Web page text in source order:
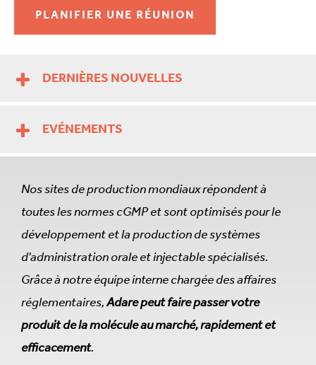
PLANIFIER UNE RÉUNION
DERNIÈRES NOUVELLES
EVÉNEMENTS
Nos sites de production mondiaux répondent à
toutes les normes cGMP et sont optimisés pour le
développement et la production de systèmes
d'administration orale et injectable spécialisés.
Grâce à notre équipe interne chargée des affaires
réglementaires,Adare peut faire passer votre
produit de la molécule au marché, rapidement et
efficacement.